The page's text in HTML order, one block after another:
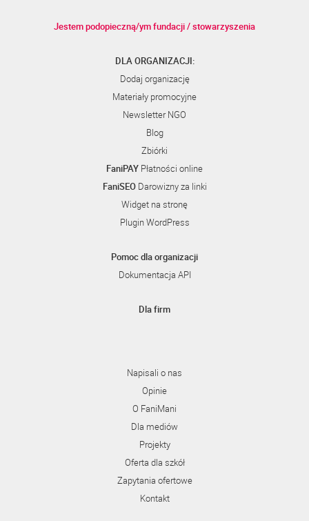
Jestem podopieczną/ym fundacji / stowarzyszenia
DLA ORGANIZACJI:
Dodaj organizację
Materiały promocyjne
Newsletter NGO
Blog
Zbiórki
FaniPAY Płatności online
FaniSEODarowizny za linki
Widget na stronę
Plugin WordPress
Pomoc dla organizacji
Dokumentacja API
Dla firm
Napisali o nas
Opinie
O FaniMani
Dla mediów
Projekty
Oferta dla szkół
Zapytania ofertowe
Kontakt